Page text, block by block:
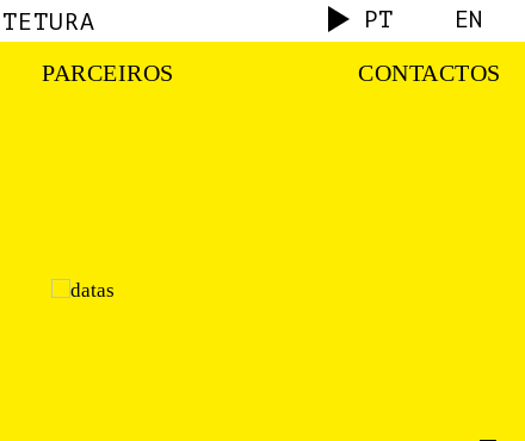
PT EN
PARCEIROS CONTACTOS